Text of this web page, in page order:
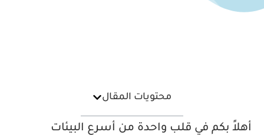
محتويات المقال
أهلاً بكم في قلب واحدة من أسرع البيئات